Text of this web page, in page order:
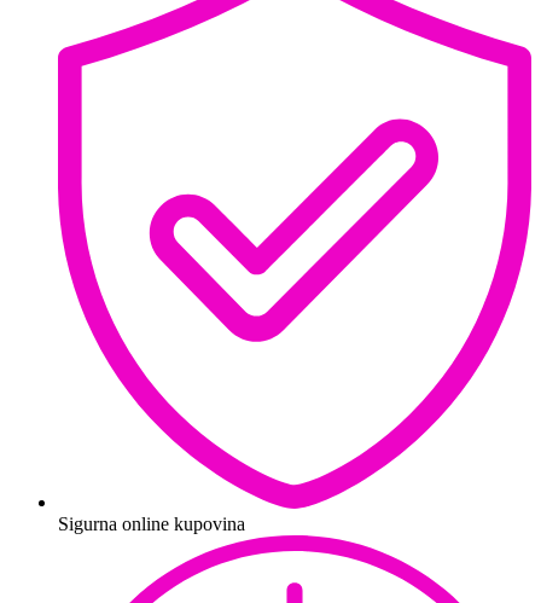
Sigurna online kupovina